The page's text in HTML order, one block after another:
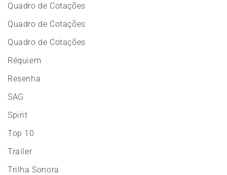
Quadro de Cotações
Quadro de Cotações
Quadro de Cotações
Réquiem
Resenha
SAG
Spirit
Top 10
Trailer
Trilha Sonora